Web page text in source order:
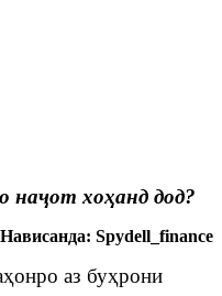
наҷот хоҳанд дод?
Нависанда: Spydell_finance
аз буҳрони